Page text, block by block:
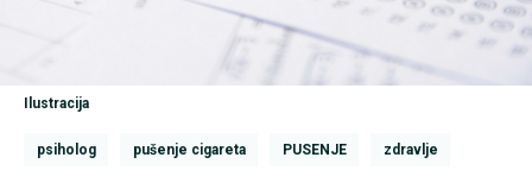
Ilustracija
psiholog pušenje cigareta PUSENJE zdravlje